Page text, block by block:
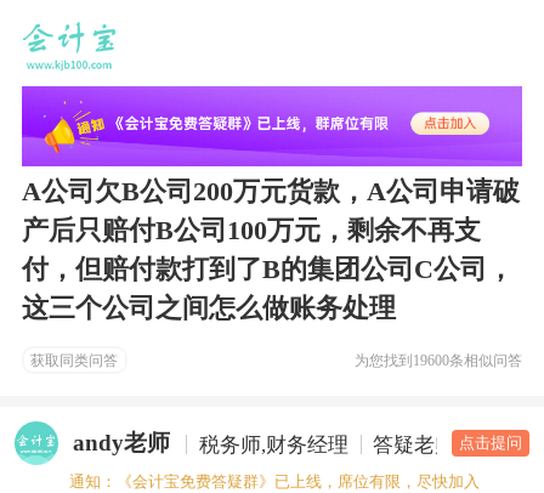
A公司欠B公司200万元货款，A公司申请破
产后只赔付B公司100万元，剩余不再支
付，但赔付款打到了B的集团公司C公司，
这三个公司之间怎么做账务处理
获取同类问答 为您找到19600条相似问答
andy老师 税务师,财务经理 答疑老师 点击提问
通知：《会计宝免费答疑群》已上线，席位有限，尽快加入